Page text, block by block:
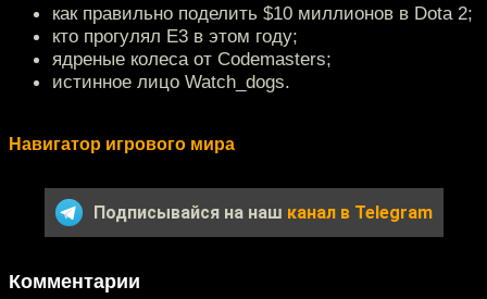
как правильно поделить $10 миллионов в Dota 2;
кто прогулял Е3 в этом году;
ядреные колеса от Codemasters;
истинное лицо Watch_dogs.
Навигатор игрового мира
Подписывайся на наш канал в Telegram
Комментарии